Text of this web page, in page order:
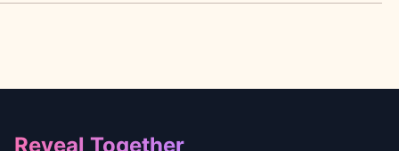
Footer
Reveal Together